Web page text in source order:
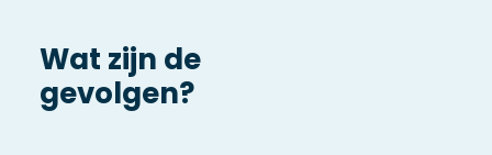
Wat zijn de
gevolgen?